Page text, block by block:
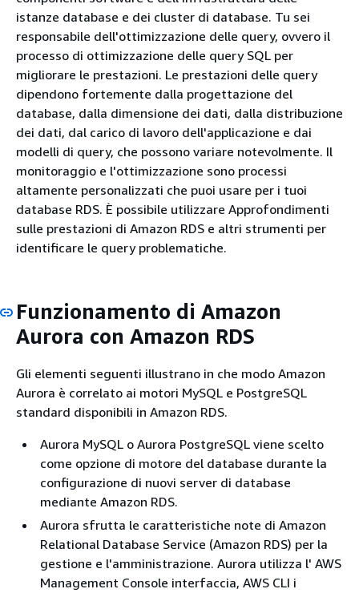
istanze database e dei cluster di database. Tu sei
responsabile dell'ottimizzazione delle query, ovvero il
processo di ottimizzazione delle query SQL per
migliorare le prestazioni. Le prestazioni delle query
dipendono fortemente dalla progettazione del
database, dalla dimensione dei dati, dalla distribuzione
dei dati, dal carico di lavoro dell'applicazione e dai
modelli di query, che possono variare notevolmente. Il
monitoraggio e l'ottimizzazione sono processi
altamente personalizzati che puoi usare per i tuoi
database RDS. È possibile utilizzare Approfondimenti
sulle prestazioni di Amazon RDS e altri strumenti per
identificare le query problematiche.
Funzionamento di Amazon
Aurora con Amazon RDS
Gli elementi seguenti illustrano in che modo Amazon
Aurora è correlato ai motori MySQL e PostgreSQL
standard disponibili in Amazon RDS.
Aurora MySQL o Aurora PostgreSQL viene scelto
come opzione di motore del database durante la
configurazione di nuovi server di database
mediante Amazon RDS.
Aurora sfrutta le caratteristiche note di Amazon
Relational Database Service (Amazon RDS) per la
gestione e l'amministrazione. Aurora utilizza l' AWS
Management Console interfaccia, AWS CLI i